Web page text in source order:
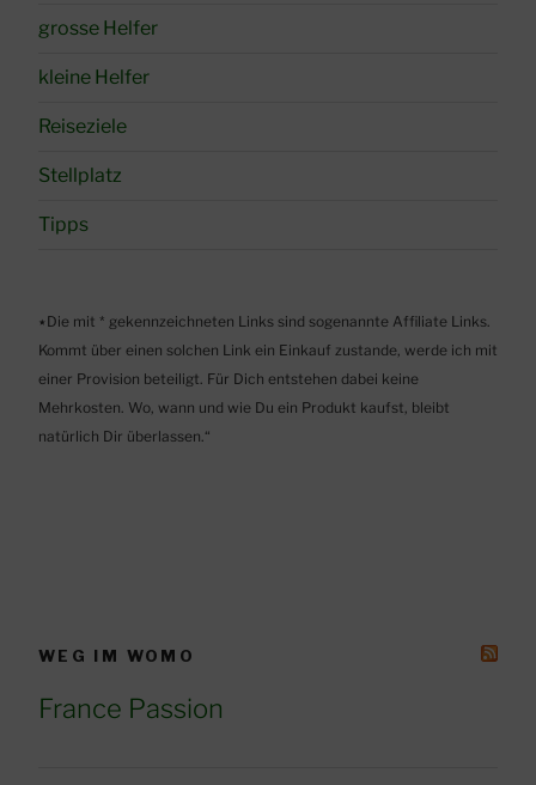
grosse Helfer
kleine Helfer
Reiseziele
Stellplatz
Tipps
٭Die mit * gekennzeichneten Links sind sogenannte Affiliate Links.
Kommt über einen solchen Link ein Einkauf zustande, werde ich mit
einer Provision beteiligt. Für Dich entstehen dabei keine
Mehrkosten. Wo, wann und wie Du ein Produkt kaufst, bleibt
natürlich Dir überlassen.“
WEG IM WOMO
France Passion